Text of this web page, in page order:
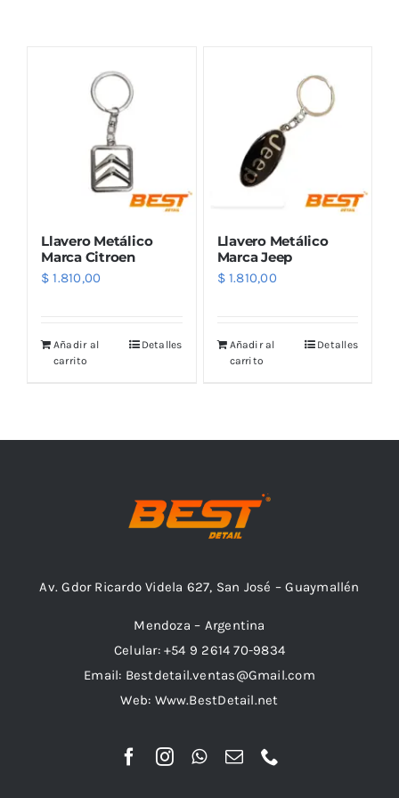
Combos
Mayorista
Llavero Metálico
Marca Citroen
$ 1.810,00
Añadir al
carrito
Detalles
Llavero Metálico
Marca Jeep
$1.810,00
Añadir al
carrito
Detalles
Av. Gdor Ricardo Videla 627, San José – Guaymallén
Mendoza – Argentina
Celular: +54 9 2614 70-9834
Email: Bestdetail.ventas@Gmail.com
Web: Www.BestDetail.net